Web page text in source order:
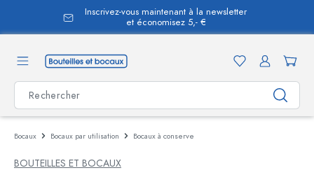
principal
Inscrivez-vous maintenant à la newsletter
et économisez 5,- €
Bocaux Bocaux par utilisation Bocaux à conserve
BOUTEILLES ET BOCAUX